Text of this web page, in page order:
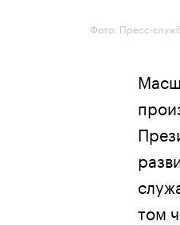
Фото: Пресс-
том